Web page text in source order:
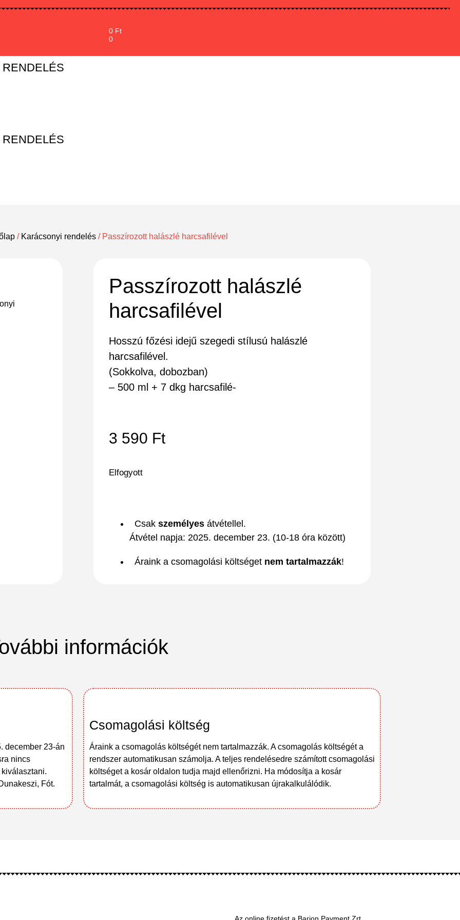
0 Ft
0
/ Karácsonyi rendelés/ Passzírozott halászlé harcsafilével
Passzírozott halászlé
harcsafilével
Hosszú főzési idejű szegedi stílusú halászlé
harcsafilével.
(Sokkolva, dobozban)
– 500 ml + 7 dkg harcsafilé-
3 590 Ft
Elfogyott
Csak személyes átvétellel.
Átvétel napja: 2025. december 23. (10-18 óra között)
Áraink a csomagolási költséget nem tartalmazzák!
információk
december 23-án
nincs
Fót.
Csomagolási költség
Áraink a csomagolás költségét nem tartalmazzák. A csomagolás költségét a
rendszer automatikusan számolja. A teljes rendelésedre számított csomagolási
költséget a kosár oldalon tudja majd ellenőrizni. Ha módosítja a kosár
tartalmát, a csomagolási költség is automatikusan újrakalkulálódik.
Az online fizetést a Barion Payment Zrt.